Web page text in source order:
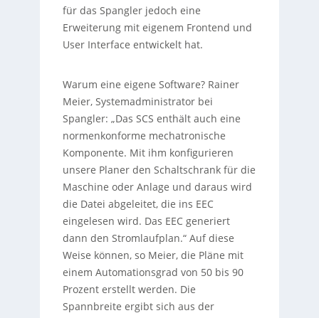
für das Spangler jedoch eine
Erweiterung mit eigenem Frontend und
User Interface entwickelt hat.
Warum eine eigene Software? Rainer
Meier, Systemadministrator bei
Spangler: „Das SCS enthält auch eine
normenkonforme mechatronische
Komponente. Mit ihm konfigurieren
unsere Planer den Schaltschrank für die
Maschine oder Anlage und daraus wird
die Datei abgeleitet, die ins EEC
eingelesen wird. Das EEC generiert
dann den Stromlaufplan.“ Auf diese
Weise können, so Meier, die Pläne mit
einem Automationsgrad von 50 bis 90
Prozent erstellt werden. Die
Spannbreite ergibt sich aus der